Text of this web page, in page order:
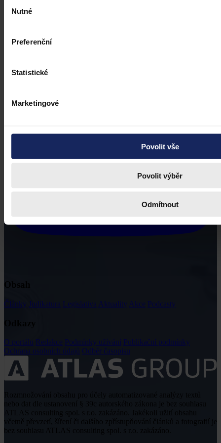
souhlasu
Nutné
Preferenční
Statistické
Marketingové
Povolit vše
Povolit výběr
Odmítnout
Články Judikatura Legislativa Aktuality Akce Podcasty
O portálu Redakce Podmínky užívání Publikační podmínky
Ochrana osobních údajů Odběr časopisu
včetně převzetí, šíření či dalšího zpřístupňování článků a fotografií je